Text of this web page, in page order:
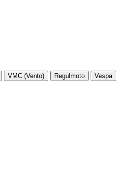
VMC (Vento) Regulmoto
Vespa